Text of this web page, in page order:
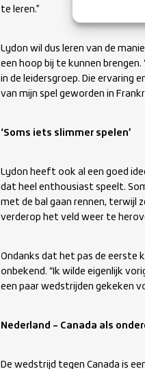
te leren.”
Lydon wil dus leren van de
een hoop bij te kunnen brengen.
in de leidersgroep. Die ervaring
van mijn spel geworden in
‘Soms iets slimmer spelen’
Lydon heeft ook al een goed
dat heel enthousiast speelt.
met de bal gaan rennen, terwijl
verderop het veld weer te
Ondanks dat het pas de eerste
onbekend. “Ik wilde eigenlijk
een paar wedstrijden gekeken
Nederland – Canada als
De wedstrijd tegen Canada is